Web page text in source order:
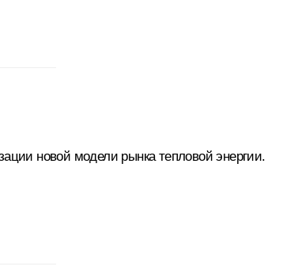
новой модели рынка тепловой энергии.